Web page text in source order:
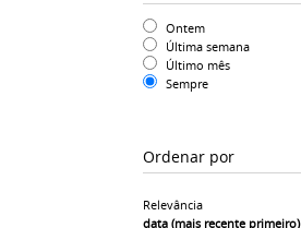
Ontem
Última semana
Último mês
Sempre
Ordenar por
Relevância
data (mais recente primeiro)